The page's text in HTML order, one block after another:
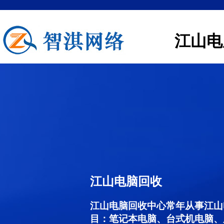
江山
江山电脑回收
江山电脑回收中心常年从事江
目：笔记本电脑、台式机电脑